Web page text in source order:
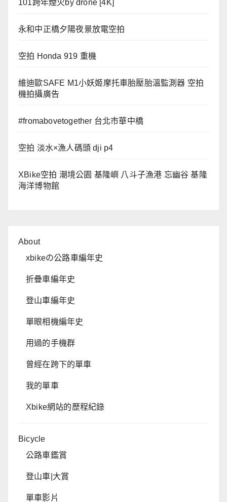
101跨年煙火by drone [4K]
永和中正橋夕陽夜景放電空拍
空拍 Honda 919 重機
維迪歐SAFE M1小妖姬摩托車胎壓胎溫監測器 空拍
機拍攝廣告
#fromabovetogether 台北市華中橋
空拍 淡水×漁人碼頭 dji p4
XBike空拍 潮境公園 基隆嶼 八斗子漁港 忘幽谷 基隆
海洋博物館
About
xbikeの公路車編年史
折疊車編年史
登山車編年史
單眼相機編年史
用過的手機群
曾經在跨下的單車
我的單車
Xbike網站的歷程紀錄
Bicycle
公路車鑑賞
登山車|大賞
單車影片